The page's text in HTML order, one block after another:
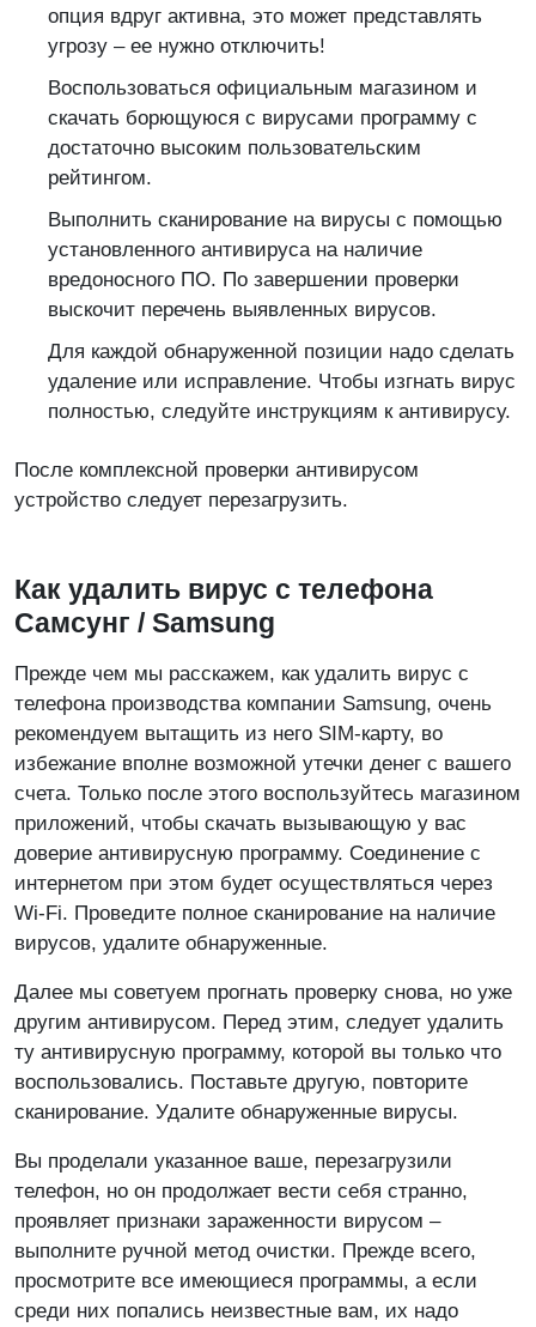
опция вдруг активна, это может представлять
угрозу – ее нужно отключить!
Воспользоваться официальным магазином и
скачать борющуюся с вирусами программу с
достаточно высоким пользовательским
рейтингом.
Выполнить сканирование на вирусы с помощью
установленного антивируса на наличие
вредоносного ПО. По завершении проверки
выскочит перечень выявленных вирусов.
Для каждой обнаруженной позиции надо сделать
удаление или исправление. Чтобы изгнать вирус
полностью, следуйте инструкциям к антивирусу.
После комплексной проверки антивирусом
устройство следует перезагрузить.
Как удалить вирус с телефона
Самсунг / Samsung
Прежде чем мы расскажем, как удалить вирус с
телефона производства компании Samsung, очень
рекомендуем вытащить из него SIM-карту, во
избежание вполне возможной утечки денег с вашего
счета. Только после этого воспользуйтесь магазином
приложений, чтобы скачать вызывающую у вас
доверие антивирусную программу. Соединение с
интернетом при этом будет осуществляться через
Wi-Fi. Проведите полное сканирование на наличие
вирусов, удалите обнаруженные.
Далее мы советуем прогнать проверку снова, но уже
другим антивирусом. Перед этим, следует удалить
ту антивирусную программу, которой вы только что
воспользовались. Поставьте другую, повторите
сканирование. Удалите обнаруженные вирусы.
Вы проделали указанное ваше, перезагрузили
телефон, но он продолжает вести себя странно,
проявляет признаки зараженности вирусом –
выполните ручной метод очистки. Прежде всего,
просмотрите все имеющиеся программы, а если
среди них попались неизвестные вам, их надо